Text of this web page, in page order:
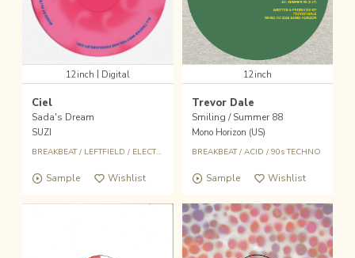
12inch Digital
Ciel
Sada's Dream
SUZI
BREAKBEAT/ LEFTFIELD / ELECTRONIC
Sample Wishlist
12inch
Trevor Dale
Smiling / Summer 88
Mono Horizon (US)
BREAKBEAT/ ACID / 90s TECHNO
Sample Wishlist